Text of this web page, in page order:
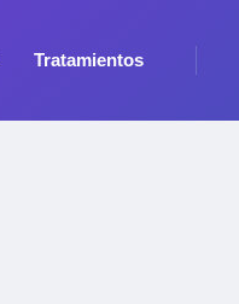
Tratamientos